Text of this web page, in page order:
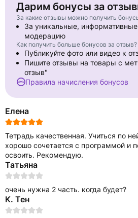
Дарим бонусы за
За какие отзывы можно получить
За уникальные,
модерацию
Как получить больше бонусов за отзыв?
Публикуйте фото или видео к
Пишите отзывы на товары с
отзыв"
Правила начисления бонусов
Елена
Тетрадь качественная. Учиться по
хорошо сочетается с программой и
освоить. Рекомендую.
Татьяна
очень нужна 2 часть. когда будет?
К. Тен